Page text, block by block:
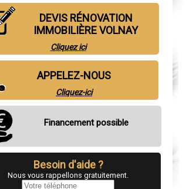
DEVIS RÉNOVATION
IMMOBILIÈRE VOLNAY
Cliquez ici
APPELEZ-NOUS
Cliquez-ici
Financement possible
Besoin d'aide ?
Nous vous rappellons gratuitement.